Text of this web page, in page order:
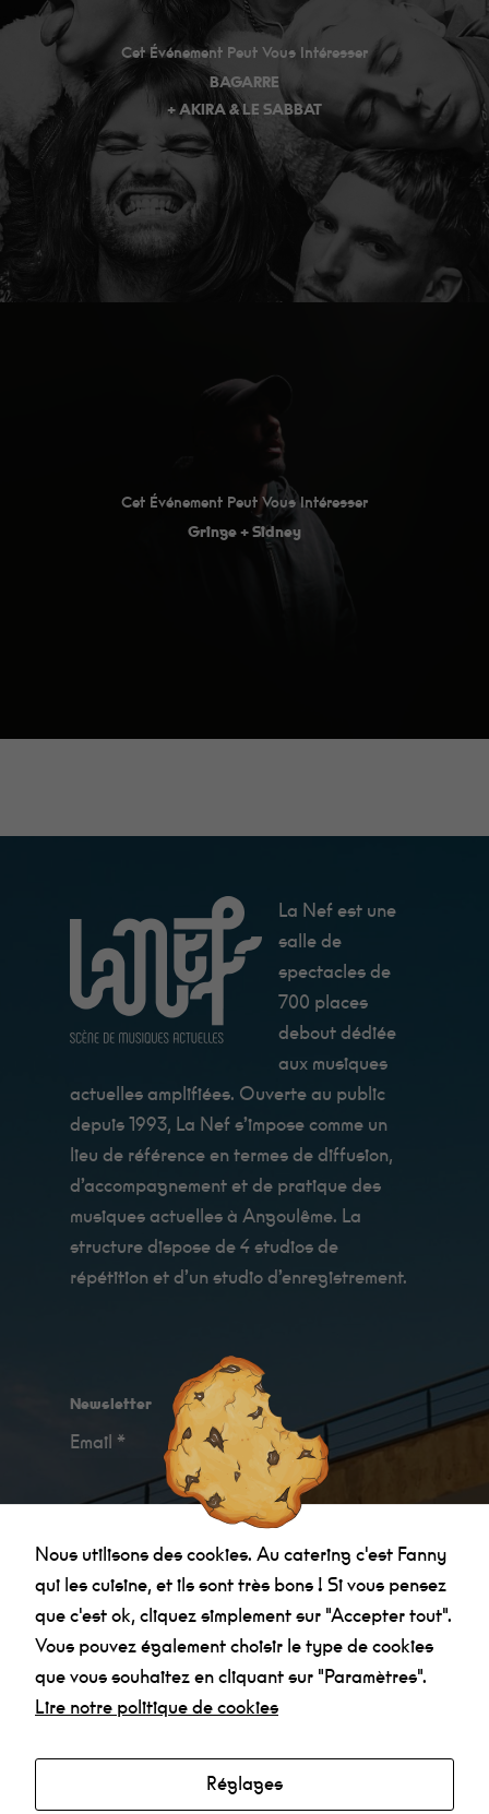
Cet Événement Peut Vous Intéresser
BAGARRE
+ AKIRA & LE SABBAT
Cet Événement Peut Vous Intéresser
Gringe + Sidney
La Nef est une
salle de
spectacles de
700 places
debout dédiée
aux musiques
actuelles amplifiées. Ouverte au public
depuis 1993, La Nef s’impose comme un
lieu de référence en termes de diffusion,
d’accompagnement et de pratique des
musiques actuelles à Angoulême. La
structure dispose de 4 studios de
répétition et d’un studio d’enregistrement.
Newsletter
Email *
Je confirme avoir
pris connaissance des
informations relatives à la politique de
confidentialité
Nous utilisons des cookies. Au catering c'est Fanny
qui les cuisine, et ils sont très bons ! Si vous pensez
que c'est ok, cliquez simplement sur "Accepter tout".
Vous pouvez également choisir le type de cookies
que vous souhaitez en cliquant sur "Paramètres".
Lire notre politique de cookies
Réglages
Minimum
Ces cookies ne
sont pas
facultatifs. Ils
sont
nécessaires au
fonctionnement
du site Web.
Au catering
c'est Fanny qui
Afin que
nous
puissions
améliorer la
fonctionnalité
et la
disparaîtront
du site.
Marketing
En
partageant
votre
comportement
lorsque vous
visitez notre
augmentez
les chances
de voir du
contenu et
personnalisés.